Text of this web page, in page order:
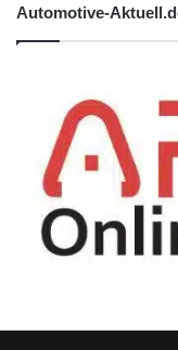
Automotive-